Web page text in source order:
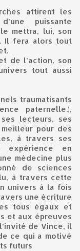
attirent les
puissante
mettra, lui, son
Il fera alors tout
de l’action, son
tout aussi
traumatisants
paternelle.),
lecteurs, ses
pour des
à travers ses
expérience en
médecine plus
de sciences
à travers cette
univers à la fois
une écriture
tous égaux et
et aux épreuves
de Vince, il
ce qui a motivé
futurs